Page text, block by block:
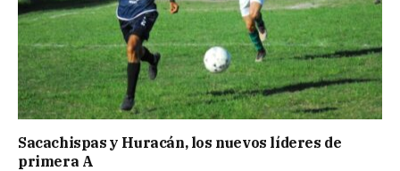
Sacachispas y Huracán, los nuevos líderes de
primera A